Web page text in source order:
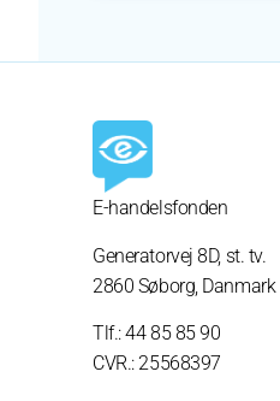
E-handelsfonden
Generatorvej 8D, st. tv.
2860 Søborg, Danmark
Tlf.: 44 85 85 90
CVR.: 25568397